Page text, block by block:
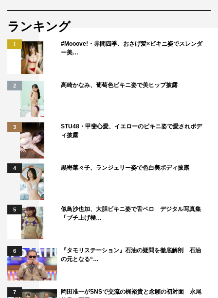
「STRiKE！」古田愛理（撮影：佐藤裕之）
「STRiKE！」華村あすか（撮影：前康輔）
ランキング
1
#Mooove!・赤間四季、おさげ髪×ビキニ姿でスレンダ
ー美…
2 高崎かなみ、葡萄色ビキニ姿で美ヒップ披露
3
STU48・甲斐心愛、イエローのビキニ姿で愛されボデ
ィ披露
4 黒嵜菜々子、ランジェリー姿で色白美ボディ披露
5
似鳥沙也加、大胆ビキニ姿で舌ペロ デジタル写真集
「ブチ上げ極…
6
『タモリステーション』石油の疑問を徹底解剖 石油
の元となる“…
7
岡田准一がSNSで交流の梶裕貴と念願の初対面 永尾